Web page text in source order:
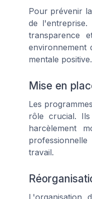
Pour prévenir
de
transparence
environnement
mentale positive.
Mise en
Les
rôle crucial.
harcèlement
travail.